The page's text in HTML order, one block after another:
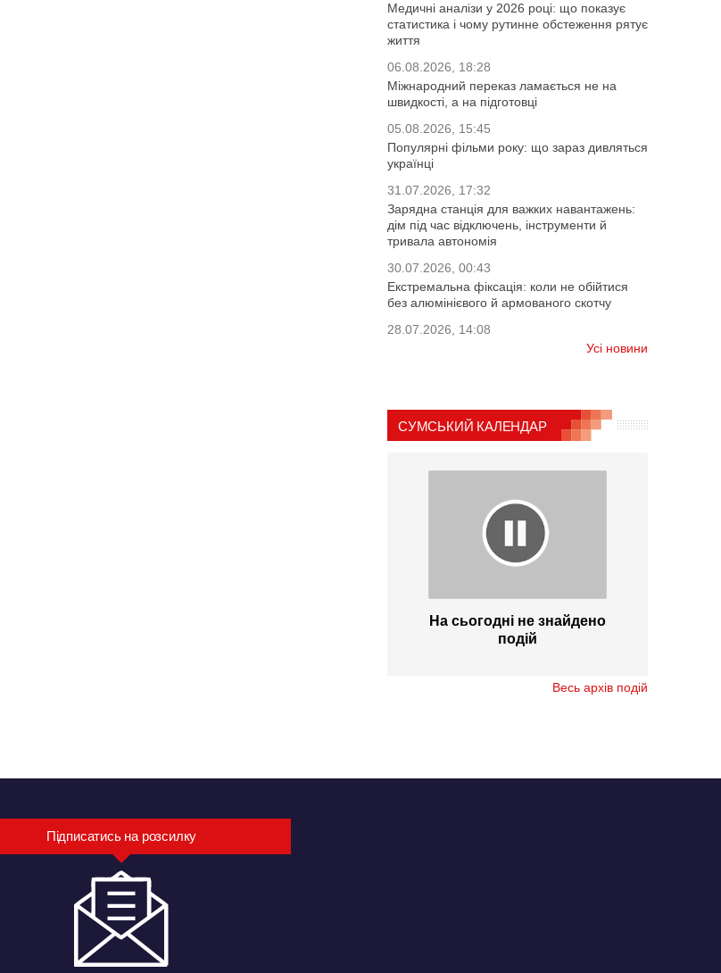
Медичні аналізи у 2026 році: що показує
статистика і чому рутинне обстеження рятує
життя
06.08.2026, 18:28
Міжнародний переказ ламається не на
швидкості, а на підготовці
05.08.2026, 15:45
Популярні фільми року: що зараз дивляться
українці
31.07.2026, 17:32
Зарядна станція для важких навантажень:
дім під час відключень, інструменти й
тривала автономія
30.07.2026, 00:43
Екстремальна фіксація: коли не обійтися
без алюмінієвого й армованого скотчу
28.07.2026, 14:08
Усі новини
СУМСЬКИЙ КАЛЕНДАР
На сьогодні не знайдено
подій
Весь архів подій
Підписатись на розсилку